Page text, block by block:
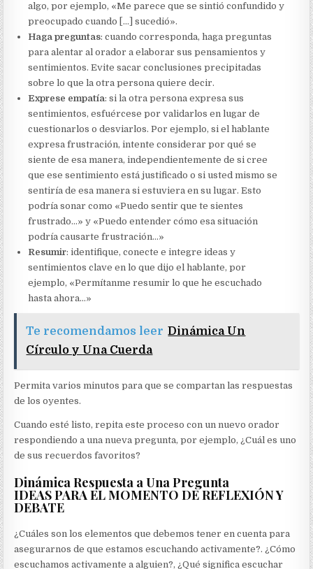
algo, por ejemplo, «Me parece que se sintió confundido y
preocupado cuando […] sucedió».
Haga preguntas: cuando corresponda, haga preguntas
para alentar al orador a elaborar sus pensamientos y
sentimientos. Evite sacar conclusiones precipitadas
sobre lo que la otra persona quiere decir.
Exprese empatía: si la otra persona expresa sus
sentimientos, esfuércese por validarlos en lugar de
cuestionarlos o desviarlos. Por ejemplo, si el hablante
expresa frustración, intente considerar por qué se
siente de esa manera, independientemente de si cree
que ese sentimiento está justificado o si usted mismo se
sentiría de esa manera si estuviera en su lugar. Esto
podría sonar como «Puedo sentir que te sientes
frustrado…» y «Puedo entender cómo esa situación
podría causarte frustración…»
Resumir: identifique, conecte e integre ideas y
sentimientos clave en lo que dijo el hablante, por
ejemplo, «Permítanme resumir lo que he escuchado
hasta ahora…»
Te recomendamos leer Dinámica Un
Círculo y Una Cuerda
Permita varios minutos para que se compartan las respuestas
de los oyentes.
Cuando esté listo, repita este proceso con un nuevo orador
respondiendo a una nueva pregunta, por ejemplo, ¿Cuál es uno
de sus recuerdos favoritos?
Dinámica Respuesta a Una Pregunta
IDEAS PARA EL MOMENTO DE REFLEXIÓN Y
DEBATE
¿Cuáles son los elementos que debemos tener en cuenta para
asegurarnos de que estamos escuchando activamente?. ¿Cómo
escuchamos activamente a alguien?, ¿Qué significa escuchar